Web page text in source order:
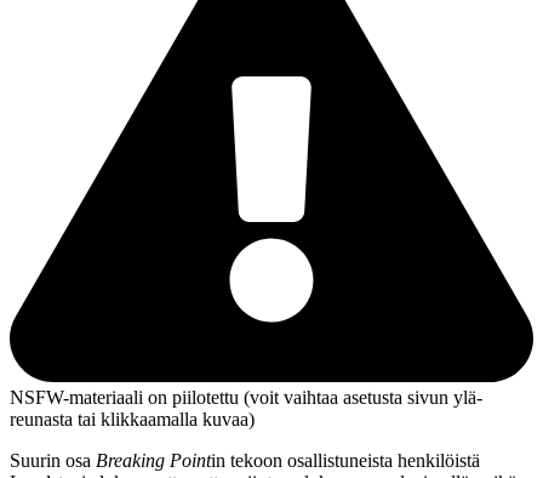
NSFW-materiaali on piilotettu (voit vaihtaa asetusta sivun ylä­
reunasta tai klikkaamalla kuvaa)
Suurin osa Breaking Pointin tekoon osallistuneista henkilöistä